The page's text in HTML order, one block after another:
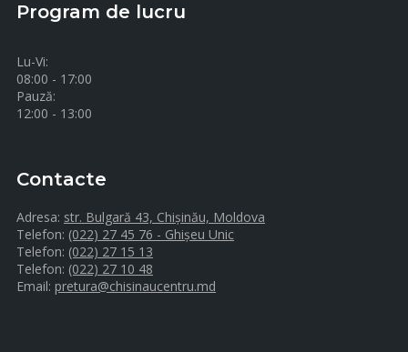
Program de lucru
Lu-Vi:
08:00 - 17:00
Pauză:
12:00 - 13:00
Contacte
Adresa: str. Bulgară 43, Chișinău, Moldova
Telefon: (022) 27 45 76 - Ghișeu Unic
Telefon: (022) 27 15 13
Telefon: (022) 27 10 48
Email: pretura@chisinaucentru.md